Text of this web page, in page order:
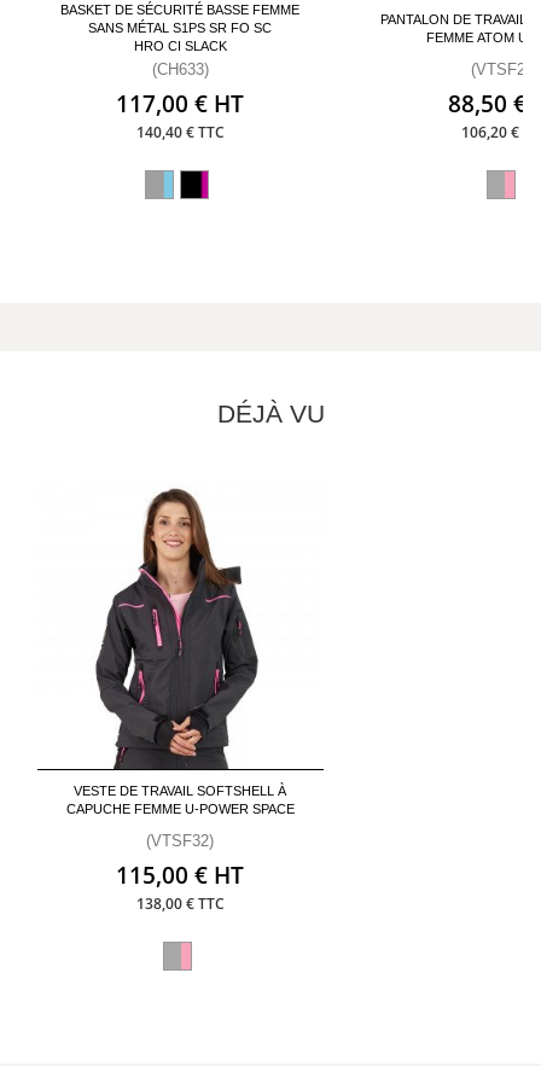
BASKET DE SÉCURITÉ BASSE FEMME
SANS MÉTAL S1PS SR FO SC
HRO CI SLACK
(CH633)
117,00 € HT
140,40 € TTC
PANTALON DE TRAVAIL
FEMME ATOM U-
(VTSF23)
88,50 €
106,20 €
DÉJÀ VU
VESTE DE TRAVAIL SOFTSHELL À
CAPUCHE FEMME U-POWER SPACE
(VTSF32)
115,00 € HT
138,00 € TTC